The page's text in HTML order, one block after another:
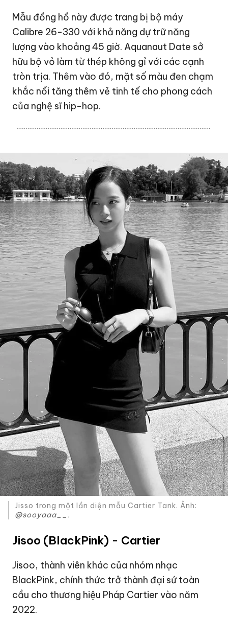
Mẫu đồng hồ này được trang bị bộ máy
Calibre 26-330 với khả năng dự trữ năng
lượng vào khoảng 45 giờ. Aquanaut Date sở
hữu bộ vỏ làm từ thép không gỉ với các cạnh
tròn trịa. Thêm vào đó, mặt số màu đen chạm
khắc nổi tăng thêm vẻ tinh tế cho phong cách
của nghệ sĩ hip-hop.
Jisso trong một lần diện mẫu Cartier Tank. Ảnh:
@sooyaaa__.
Jisoo (BlackPink) - Cartier
Jisoo, thành viên khác của nhóm nhạc
BlackPink, chính thức trở thành đại sứ toàn
cầu cho thương hiệu Pháp Cartier vào năm
2022.